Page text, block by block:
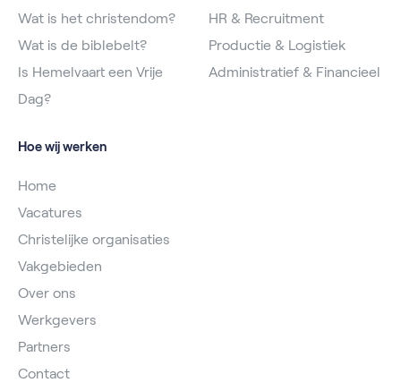
Wat is het christendom?
Wat is de biblebelt?
Is Hemelvaart een Vrije
Dag?
HR & Recruitment
Productie & Logistiek
Administratief & Financieel
Hoe wij werken
Home
Vacatures
Christelijke organisaties
Vakgebieden
Over ons
Werkgevers
Partners
Contact